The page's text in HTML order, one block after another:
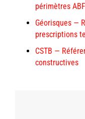
périmètres ABF
Géorisques —
prescriptions
CSTB —
constructives